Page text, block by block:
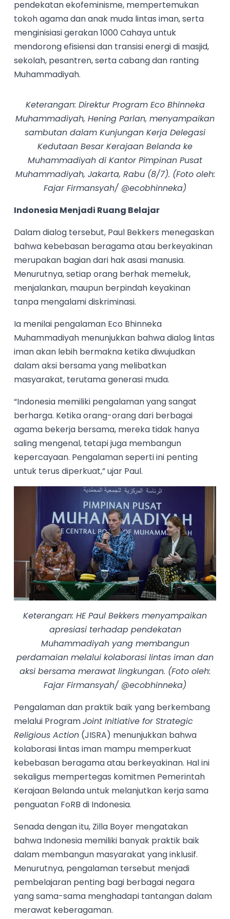
pendekatan ekofeminisme, mempertemukan
tokoh agama dan anak muda lintas iman, serta
menginisiasi gerakan 1000 Cahaya untuk
mendorong efisiensi dan transisi energi di masjid,
sekolah, pesantren, serta cabang dan ranting
Muhammadiyah.
Keterangan: Direktur Program Eco Bhinneka
Muhammadiyah, Hening Parlan, menyampaikan
sambutan dalam Kunjungan Kerja Delegasi
Kedutaan Besar Kerajaan Belanda ke
Muhammadiyah di Kantor Pimpinan Pusat
Muhammadiyah, Jakarta, Rabu (8/7). (Foto oleh:
Fajar Firmansyah/ @ecobhinneka)
Indonesia Menjadi Ruang Belajar
Dalam dialog tersebut, Paul Bekkers menegaskan
bahwa kebebasan beragama atau berkeyakinan
merupakan bagian dari hak asasi manusia.
Menurutnya, setiap orang berhak memeluk,
menjalankan, maupun berpindah keyakinan
tanpa mengalami diskriminasi.
Ia menilai pengalaman Eco Bhinneka
Muhammadiyah menunjukkan bahwa dialog lintas
iman akan lebih bermakna ketika diwujudkan
dalam aksi bersama yang melibatkan
masyarakat, terutama generasi muda.
“Indonesia memiliki pengalaman yang sangat
berharga. Ketika orang-orang dari berbagai
agama bekerja bersama, mereka tidak hanya
saling mengenal, tetapi juga membangun
kepercayaan. Pengalaman seperti ini penting
untuk terus diperkuat,” ujar Paul.
Keterangan: HE Paul Bekkers menyampaikan
apresiasi terhadap pendekatan
Muhammadiyah yang membangun
perdamaian melalui kolaborasi lintas iman dan
aksi bersama merawat lingkungan. (Foto oleh:
Fajar Firmansyah/ @ecobhinneka)
Pengalaman dan praktik baik yang berkembang
melalui ProgramJoint Initiative for Strategic
Religious Action (JISRA) menunjukkan bahwa
kolaborasi lintas iman mampu memperkuat
kebebasan beragama atau berkeyakinan. Hal ini
sekaligus mempertegas komitmen Pemerintah
Kerajaan Belanda untuk melanjutkan kerja sama
penguatan FoRB di Indonesia.
Senada dengan itu, Zilla Boyer mengatakan
bahwa Indonesia memiliki banyak praktik baik
dalam membangun masyarakat yang inklusif.
Menurutnya, pengalaman tersebut menjadi
pembelajaran penting bagi berbagai negara
yang sama-sama menghadapi tantangan dalam
merawat keberagaman.